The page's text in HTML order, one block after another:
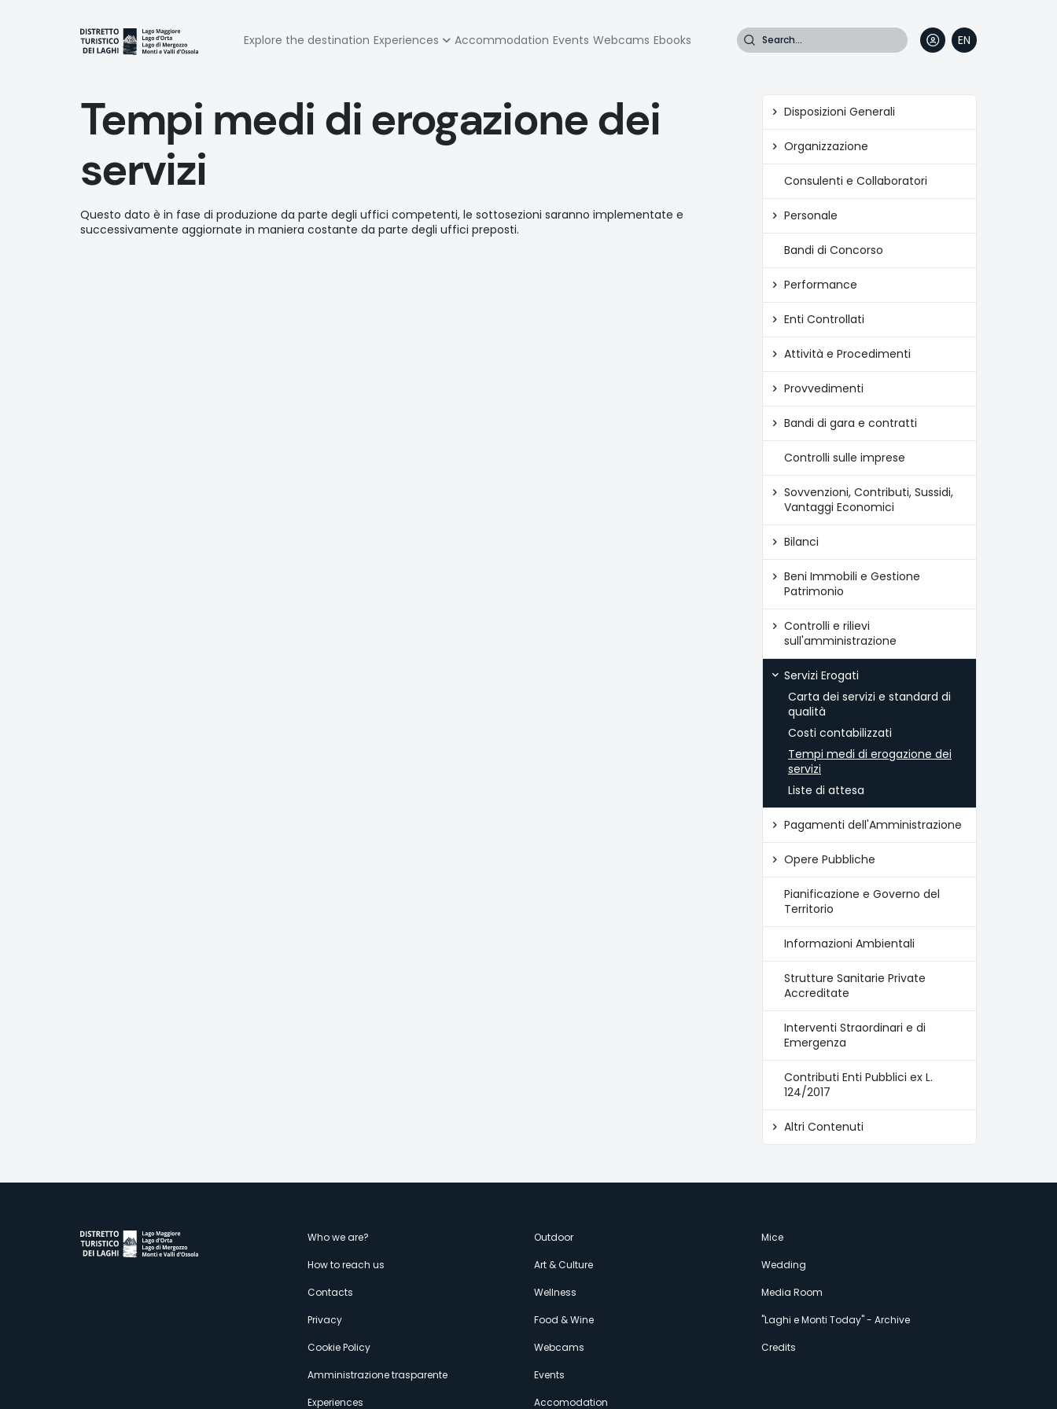
Navigazione
principale
Explore the destination Experiences Accommodation Events Webcams Ebooks Search
EN
IT
FR
DE
Tempi medi di erogazione dei
servizi
Questo dato è in fase di produzione da parte degli uffici competenti, le sottosezioni saranno implementate e
successivamente aggiornate in maniera costante da parte degli uffici preposti.
Amministrazione
trasparente
Disposizioni Generali
Organizzazione
Consulenti e Collaboratori
Personale
Bandi di Concorso
Performance
Enti Controllati
Attività e Procedimenti
Provvedimenti
Bandi di gara e contratti
Controlli sulle imprese
Sovvenzioni, Contributi, Sussidi,
Vantaggi Economici
Bilanci
Beni Immobili e Gestione
Patrimonio
Controlli e rilievi
sull'amministrazione
Servizi Erogati
Carta dei servizi e standard di
qualità
Costi contabilizzati
Tempi medi di erogazione dei
servizi
Liste di attesa
Pagamenti dell'Amministrazione
Opere Pubbliche
Pianificazione e Governo del
Territorio
Informazioni Ambientali
Strutture Sanitarie Private
Accreditate
Interventi Straordinari e di
Emergenza
Contributi Enti Pubblici ex L.
124/2017
Altri Contenuti
Menù
secondario
Who we are?
How to reach us
Contacts
Privacy
Cookie Policy
Amministrazione trasparente
Experiences
Outdoor
Art & Culture
Wellness
Food & Wine
Webcams
Events
Accomodation
Mice
Wedding
Media Room
"Laghi e Monti Today" - Archive
Credits